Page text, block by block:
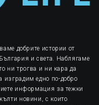
добрите истории от
и света. Наблягаме
ни трогва и ни кара да
едно по-добро
информация за тежки
новини, с които